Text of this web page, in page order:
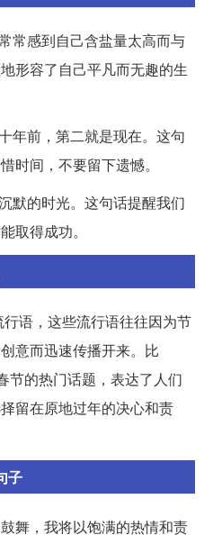
常感到自己含盐量太高而与
形容了自己平凡而无趣的生
年前，第二就是现在。这句
时间，不要留下遗憾。
默的时光。这句话提醒我们
取得成功。
语，这些流行语往往因为节
意而迅速传播开来。比
节的热门话题，表达了人们
留在原地过年的决心和责
子
舞，我将以饱满的热情和责